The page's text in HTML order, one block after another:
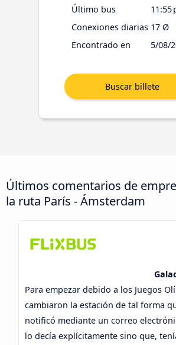
Último bus
11:55
Conexiones diarias 17 Ø
Encontrado en
5/08/
Últimos comentarios de
la ruta París - Ámsterdam
Para empezar debido a los Juegos
cambiaron la estación de tal forma
notificó mediante un correo
lo decía explícitamente sino que,